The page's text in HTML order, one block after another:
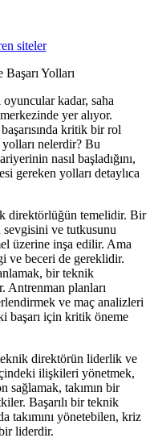
siteler
Yolları
kadar, saha
yer alıyor.
kritik bir rol
nelerdir? Bu
nasıl başladığını,
gereken yolları detaylıca
direktörlüğün temelidir. Bir
ve tutkusunu
üzerine inşa edilir. Ama
ve beceri de gereklidir.
bir teknik
Antrenman planları
ve maç analizleri
başarı için kritik öneme
direktörün liderlik ve
ilişkileri yönetmek,
sağlamak, takımın bir
Başarılı bir teknik
takımını yönetebilen, kriz
liderdir.